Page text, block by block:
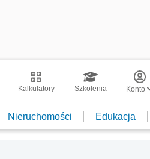
Kalkulatory Szkolenia Konto
Nieruchomości Edukacja